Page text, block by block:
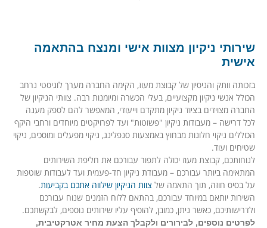
שירותי ניקיון מצוות אישי ומנצח בהתאמה
אישית
בזכותה וותק והניסיון של קבוצת מעוז, הקימה החברה מערך לוגיסטי נרחב
הכולל אנשי ניקיון מקצועיים, בעלי הכשרה ומיומנות רבה. צוותי הניקיון של
החברה מצוידים בציוד ניקיון מתקדם וייעודי, המאפשר להם לספק מענה
לכל דרישה – מעבודות ניקיון "פשוטות" ועד לפרויקטים מיוחדים ורחבי היקף
הכוללים ניקוי חלונות מבחוץ באמצעות סנפלינג, ניקוי מפעלים ומוסכים, ניקוי
שטיחים ועוד.
לנוחותכם, קבוצת מעוז יכולה לתפור עבורכם את חליפת השירותים
המתאימה ביותר עבורכם – מעבודת ניקיון חד-פעמית ועד לעבודות שוטפות
על בסיס חוזה, תוך התאמה שלצוות הניקיון שילווה אתכם בקביעות.
השירות יותאם במיוחד עבורכם, בהתאם ללוח הזמנים שנוח עבורכם
ולדרישותיכם, כאשר ניתן, כמובן, להוסיף עליו שירותים נוספים, לבקשתכם.
לפרטים נוספים, לבירורים ולקבלך הצעת מחיר אטרקטיבית,